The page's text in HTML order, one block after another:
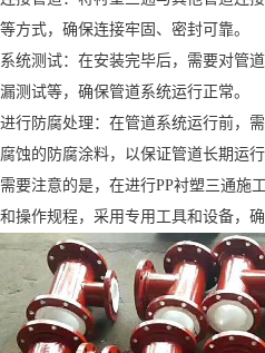
等方式，确保连接牢固、密封可靠。
系统测试：在安装完毕后，需要对管
漏测试等，确保管道系统运行正常。
进行防腐处理：在管道系统运行前，
腐蚀的防腐涂料，以保证管道长期运
需要注意的是，在进行PP衬塑三通施
和操作规程，采用专用工具和设备，